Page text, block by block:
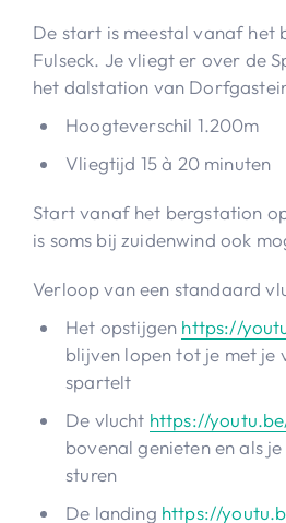
De start is meestal vanaf het
Fulseck. Je vliegt er over de
het dalstation van
Hoogteverschil 1.200m
Vliegtijd 15 à 20 minuten
Start vanaf het bergstation
is soms bij zuidenwind ook
Verloop van een standaard
Het opstijgen https://
blijven lopen tot je met je
spartelt
De vlucht https://
bovenal genieten en als
sturen
De landing https://